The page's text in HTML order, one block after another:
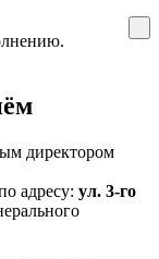
директором
адресу: ул. 3-го